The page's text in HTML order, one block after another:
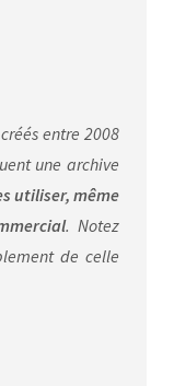
entre 2008
une archive
utiliser, même
. Notez
de celle